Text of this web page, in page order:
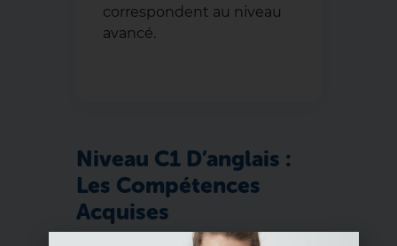
correspondent au niveau
avancé.
Niveau C1 D’anglais :
Les Compétences
Acquises